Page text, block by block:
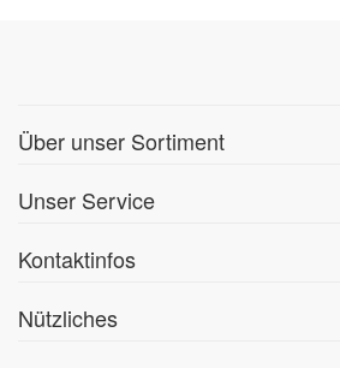
Über unser Sortiment
Unser Service
Kontaktinfos
Nützliches